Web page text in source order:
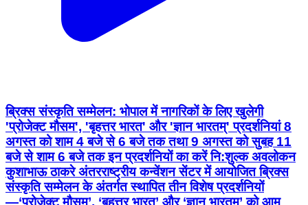
ब्रिक्स संस्कृति सम्मेलन: भोपाल में नागरिकों के लिए खुलेगी
'प्रोजेक्ट मौसम', 'बृहत्तर भारत' और 'ज्ञान भारतम्' प्रदर्शनियां 8
अगस्त को शाम 4 बजे से 6 बजे तक तथा 9 अगस्त को सुबह 11
बजे से शाम 6 बजे तक इन प्रदर्शनियों का करें नि:शुल्क अवलोकन
कुशाभाऊ ठाकरे अंतरराष्ट्रीय कन्वेंशन सेंटर में आयोजित ब्रिक्स
संस्कृति सम्मेलन के अंतर्गत स्थापित तीन विशेष प्रदर्शनियों
—‘प्रोजेक्ट मौसम’, ‘बृहत्तर भारत’ और ‘ज्ञान भारतम्’ को आम